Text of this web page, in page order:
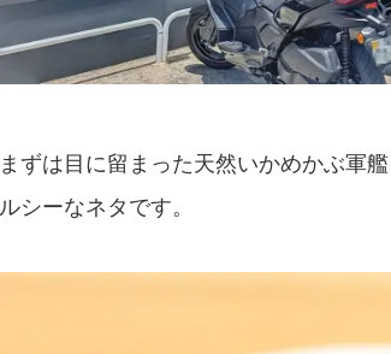
まずは目に留まった天然いかめかぶ軍
ルシーなネタです。